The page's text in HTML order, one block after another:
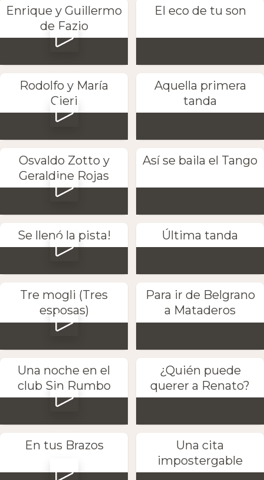
Enrique y Guillermo
de Fazio
El eco de tu son
Rodolfo y María
Cieri
Aquella primera
tanda
Osvaldo Zotto y
Geraldine Rojas
Así se baila el Tango
Se llenó la pista! Última tanda
Tre mogli (Tres
esposas)
Para ir de Belgrano
a Mataderos
Una noche en el
club Sin Rumbo
¿Quién puede
querer a Renato?
En tus Brazos
Una cita
impostergable